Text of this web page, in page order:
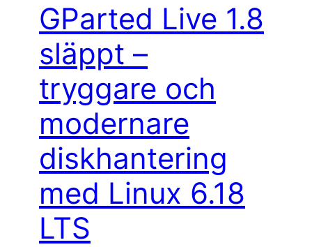
GParted Live 1.8
släppt –
tryggare och
modernare
diskhantering
med Linux 6.18
LTS